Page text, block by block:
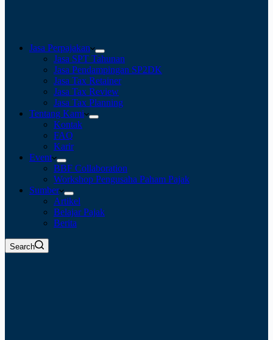
Jasa Perpajakan
Jasa SPT Tahunan
Jasa Pendampingan SP2DK
Jasa Tax Retainer
Jasa Tax Review
Jasa Tax Planning
Tentang Kami
Kontak
FAQ
Karir
Event
BBF Collaboration
Workshop Pengusaha Paham Pajak
Sumber
Artikel
Belajar Pajak
Berita
Search